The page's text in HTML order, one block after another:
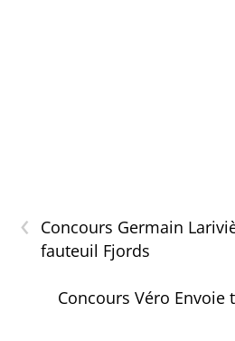
‹
Concours Germain
fauteuil Fjords
Concours Véro Envoie